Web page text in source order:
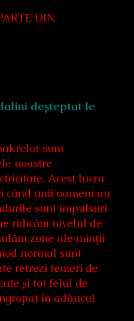
DIN
deșteptat le
sunt
noastre
Acest lucru
când unii oameni au
sunt impulsuri
ridicăm nivelul de
zone ale minții
normal sunt
retrezi temeri de
și tot felul de
în adâncul